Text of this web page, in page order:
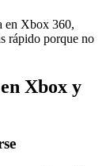
en Xbox 360,
rápido porque no
Xbox y